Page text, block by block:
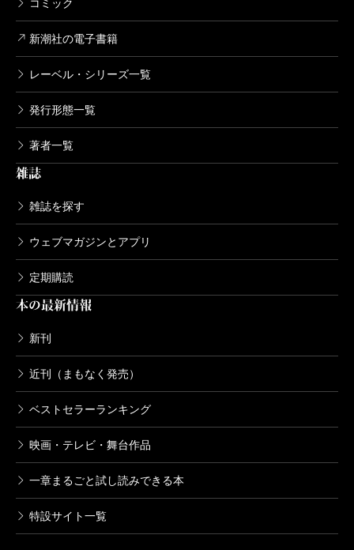
コミック
新潮社の電子書籍
レーベル・シリーズ一覧
発行形態一覧
著者一覧
雑誌
雑誌を探す
ウェブマガジンとアプリ
定期購読
本の最新情報
新刊
近刊（まもなく発売）
ベストセラーランキング
映画・テレビ・舞台作品
一章まるごと試し読みできる本
特設サイト一覧